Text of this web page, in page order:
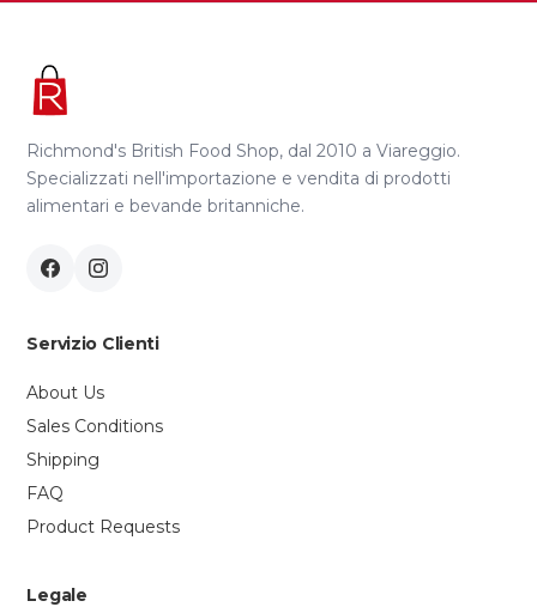
Richmond's British Food Shop, dal 2010 a Viareggio.
Specializzati nell'importazione e vendita di prodotti
alimentari e bevande britanniche.
Servizio Clienti
About Us
Sales Conditions
Shipping
FAQ
Product Requests
Legale